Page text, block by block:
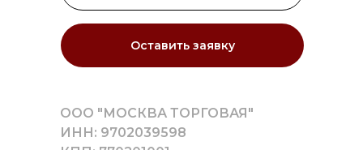
Оставить заявку
ООО "МОСКВА ТОРГОВАЯ"
ИНН: 9702039598